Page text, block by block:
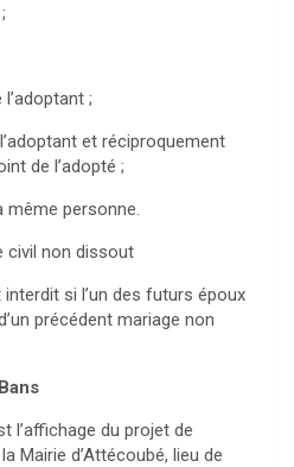
;
et réciproquement
de l’adopté ;
personne.
civil non dissout
si l’un des futurs époux
précédent mariage non
l’affichage du projet de
Mairie d’Attécoubé, lieu de